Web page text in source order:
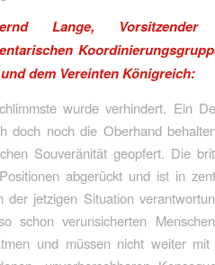
Lange, Vorsitzender
dem Vereinten Königreich:
wurde verhindert. Ein
doch noch die Oberhand
Souveränität geopfert. Die
abgerückt und ist in
jetzigen Situation
schon verunsicherten
und müssen nicht weiter mit